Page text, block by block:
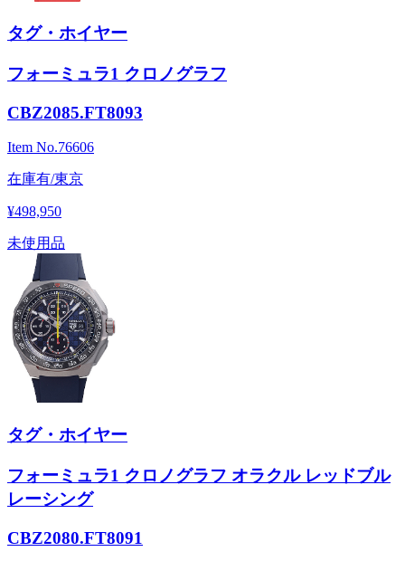
タグ・ホイヤー
フォーミュラ1 クロノグラフ
CBZ2085.FT8093
Item No.76606
在庫有/東京
¥498,950
未使用品
タグ・ホイヤー
フォーミュラ1 クロノグラフ オラクル レッドブル
レーシング
CBZ2080.FT8091